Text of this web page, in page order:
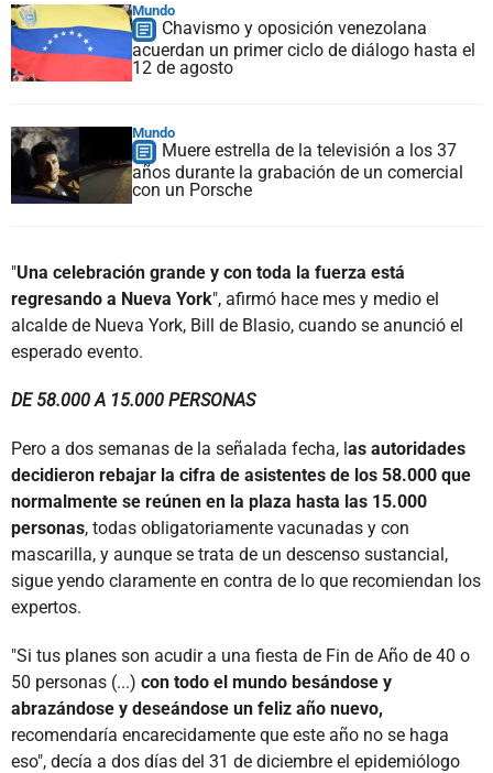
Mundo
Chavismo y oposición venezolana
acuerdan un primer ciclo de diálogo hasta el
12 de agosto
Mundo
Muere estrella de la televisión a los 37
años durante la grabación de un comercial
con un Porsche
"Una celebración grande y con toda la fuerza está
regresando a Nueva York", afirmó hace mes y medio el
alcalde de Nueva York, Bill de Blasio, cuando se anunció el
esperado evento.
DE 58.000 A 15.000 PERSONAS
Pero a dos semanas de la señalada fecha, las autoridades
decidieron rebajar la cifra de asistentes de los 58.000 que
normalmente se reúnen en la plaza hasta las 15.000
personas, todas obligatoriamente vacunadas y con
mascarilla, y aunque se trata de un descenso sustancial,
sigue yendo claramente en contra de lo que recomiendan los
expertos.
"Si tus planes son acudir a una fiesta de Fin de Año de 40 o
50 personas (...) con todo el mundo besándose y
abrazándose y deseándose un feliz año nuevo,
recomendaría encarecidamente que este año no se haga
eso", decía a dos días del 31 de diciembre el epidemiólogo